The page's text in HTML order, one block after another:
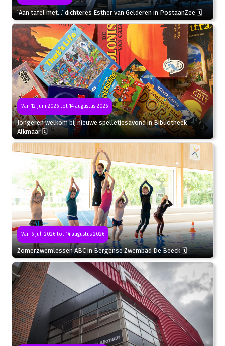
‘Aan tafel met…’ dichteres Esther van Gelderen in PostaanZee 🗓
Van 12 juni 2026 tot 14 augustus 2026
Jongeren welkom bij nieuwe spelletjesavond in Bibliotheek
Alkmaar 🗓
Van 6 juli 2026 tot 14 augustus 2026
Zomerzwemlessen ABC in Bergense Zwembad De Beeck 🗓